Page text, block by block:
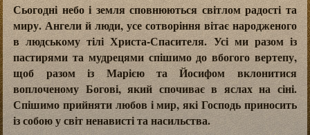
Сьогодні небо і земля сповнюються світлом радості та
миру. Ангели й люди, усе сотворіння вітає народженого
в людському тілі Христа-Спасителя. Усі ми разом із
пастирями та мудрецями спішимо до вбогого вертепу,
щоб разом із Марією та Йосифом вклонитися
воплоченому Богові, який спочиває в яслах на сіні.
Спішимо прийняти любов і мир, які Господь приносить
із собою у світ ненависті та насильства.